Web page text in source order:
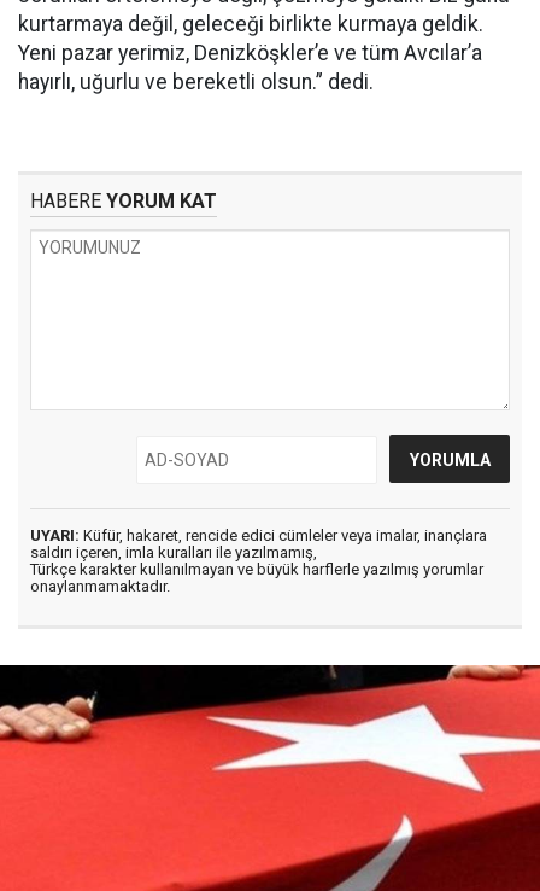
kurtarmaya değil, geleceği birlikte kurmaya geldik.
Yeni pazar yerimiz, Denizköşkler’e ve tüm Avcılar’a
hayırlı, uğurlu ve bereketli olsun.” dedi.
HABERE YORUM KAT
UYARI: Küfür, hakaret, rencide edici cümleler veya imalar, inançlara
saldırı içeren, imla kuralları ile yazılmamış,
Türkçe karakter kullanılmayan ve büyük harflerle yazılmış yorumlar
onaylanmamaktadır.